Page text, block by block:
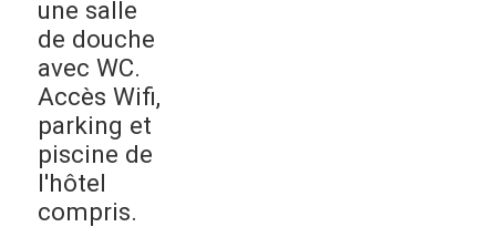
une salle
de douche
avec WC.
Accès Wifi,
parking et
piscine de
l'hôtel
compris.